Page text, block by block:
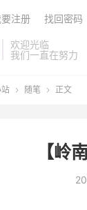
欢迎光临
我们一直在努力
注册 找回密码
 随笔  正文
【岭